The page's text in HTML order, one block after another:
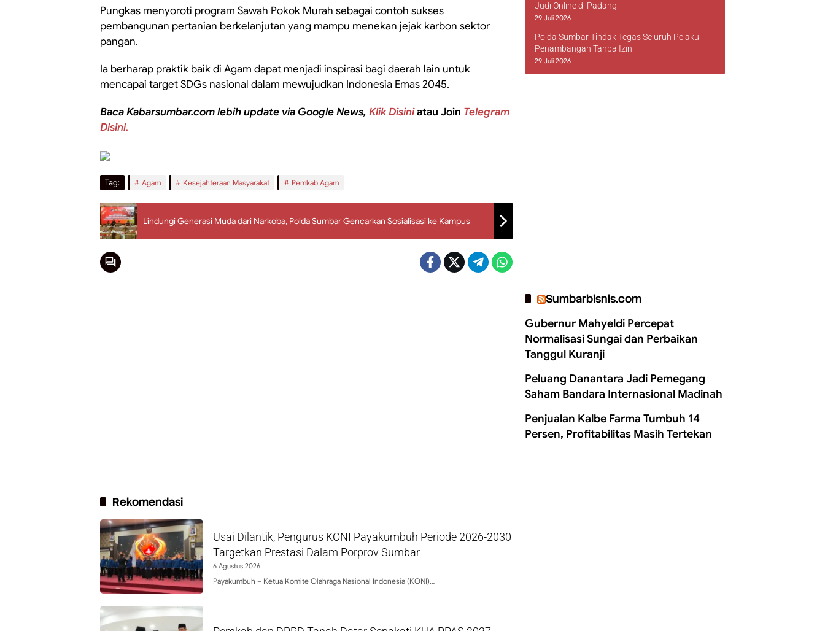
Pungkas menyoroti program Sawah Pokok Murah sebagai contoh sukses
pembangunan pertanian berkelanjutan yang mampu menekan jejak karbon sektor
pangan.
Ia berharap praktik baik di Agam dapat menjadi inspirasi bagi daerah lain untuk
mencapai target SDGs nasional dalam mewujudkan Indonesia Emas 2045.
Baca Kabarsumbar.com lebih update via Google News, Klik Disiniatau Join Telegram
Disini.
Tag: Agam Kesejahteraan Masyarakat Pemkab Agam
Lindungi Generasi Muda dari Narkoba, Polda Sumbar Gencarkan Sosialisasi ke Kampus
Rekomendasi
Usai Dilantik, Pengurus KONI Payakumbuh Periode 2026-2030
Targetkan Prestasi Dalam Porprov Sumbar
6 Agustus 2026
Payakumbuh – Ketua Komite Olahraga Nasional Indonesia (KONI)…
Judi Online di Padang
29 Juli 2026
Polda Sumbar Tindak Tegas Seluruh Pelaku
Penambangan Tanpa Izin
29 Juli 2026
Sumbarbisnis.com
Gubernur Mahyeldi Percepat
Normalisasi Sungai dan Perbaikan
Tanggul Kuranji
Peluang Danantara Jadi Pemegang
Saham Bandara Internasional Madinah
Penjualan Kalbe Farma Tumbuh 14
Persen, Profitabilitas Masih Tertekan